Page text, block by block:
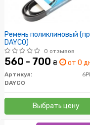
Ремень поликлиновый
DAYCO)
0 отзывов
560 - 700 ₴ от 0
Артикул:
DAYCO
Выбрать цену